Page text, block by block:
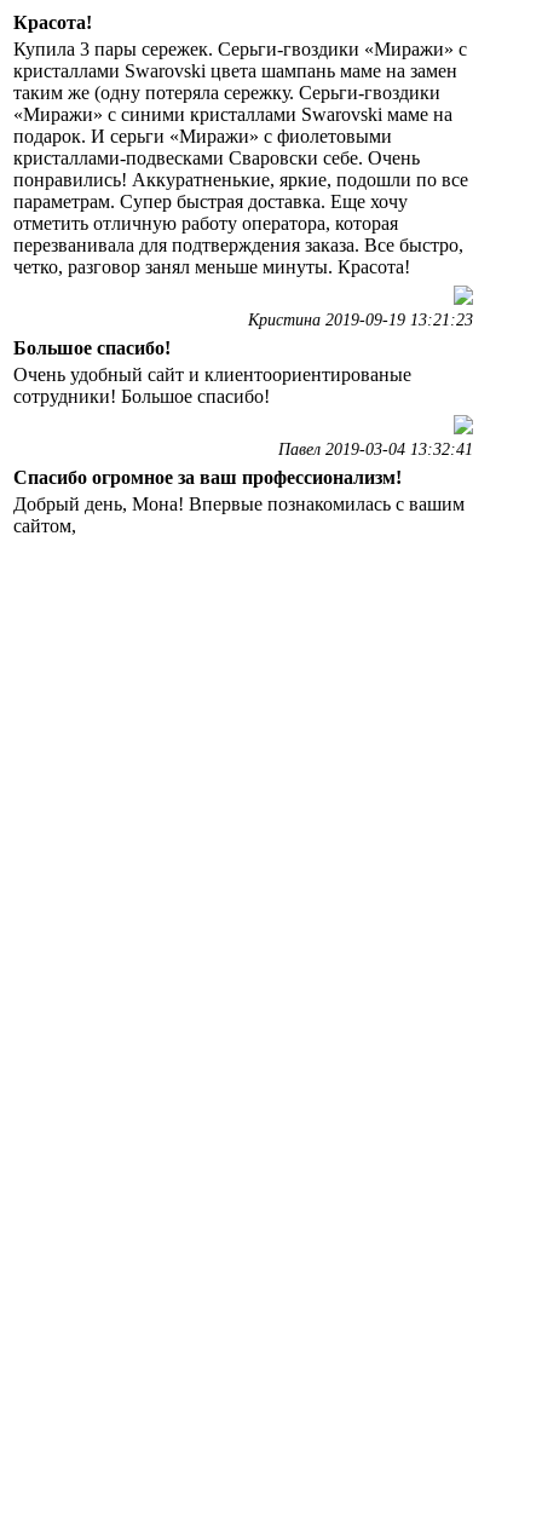
Красота!
Купила 3 пары сережек. Серьги-гвоздики «Миражи» с
кристаллами Swarovski цвета шампань маме на замен
таким же (одну потеряла сережку. Серьги-гвоздики
«Миражи» с синими кристаллами Swarovski маме на
подарок. И серьги «Миражи» с фиолетовыми
кристаллами-подвесками Сваровски себе. Очень
понравились! Аккуратненькие, яркие, подошли по все
параметрам. Супер быстрая доставка. Еще хочу
отметить отличную работу оператора, которая
перезванивала для подтверждения заказа. Все быстро,
четко, разговор занял меньше минуты. Красота!
Кристина 2019-09-19 13:21:23
Большое спасибо!
Очень удобный сайт и клиентоориентированые
сотрудники! Большое спасибо!
Павел 2019-03-04 13:32:41
Спасибо огромное за ваш профессионализм!
Добрый день, Мона! Впервые познакомилась с вашим
сайтом,